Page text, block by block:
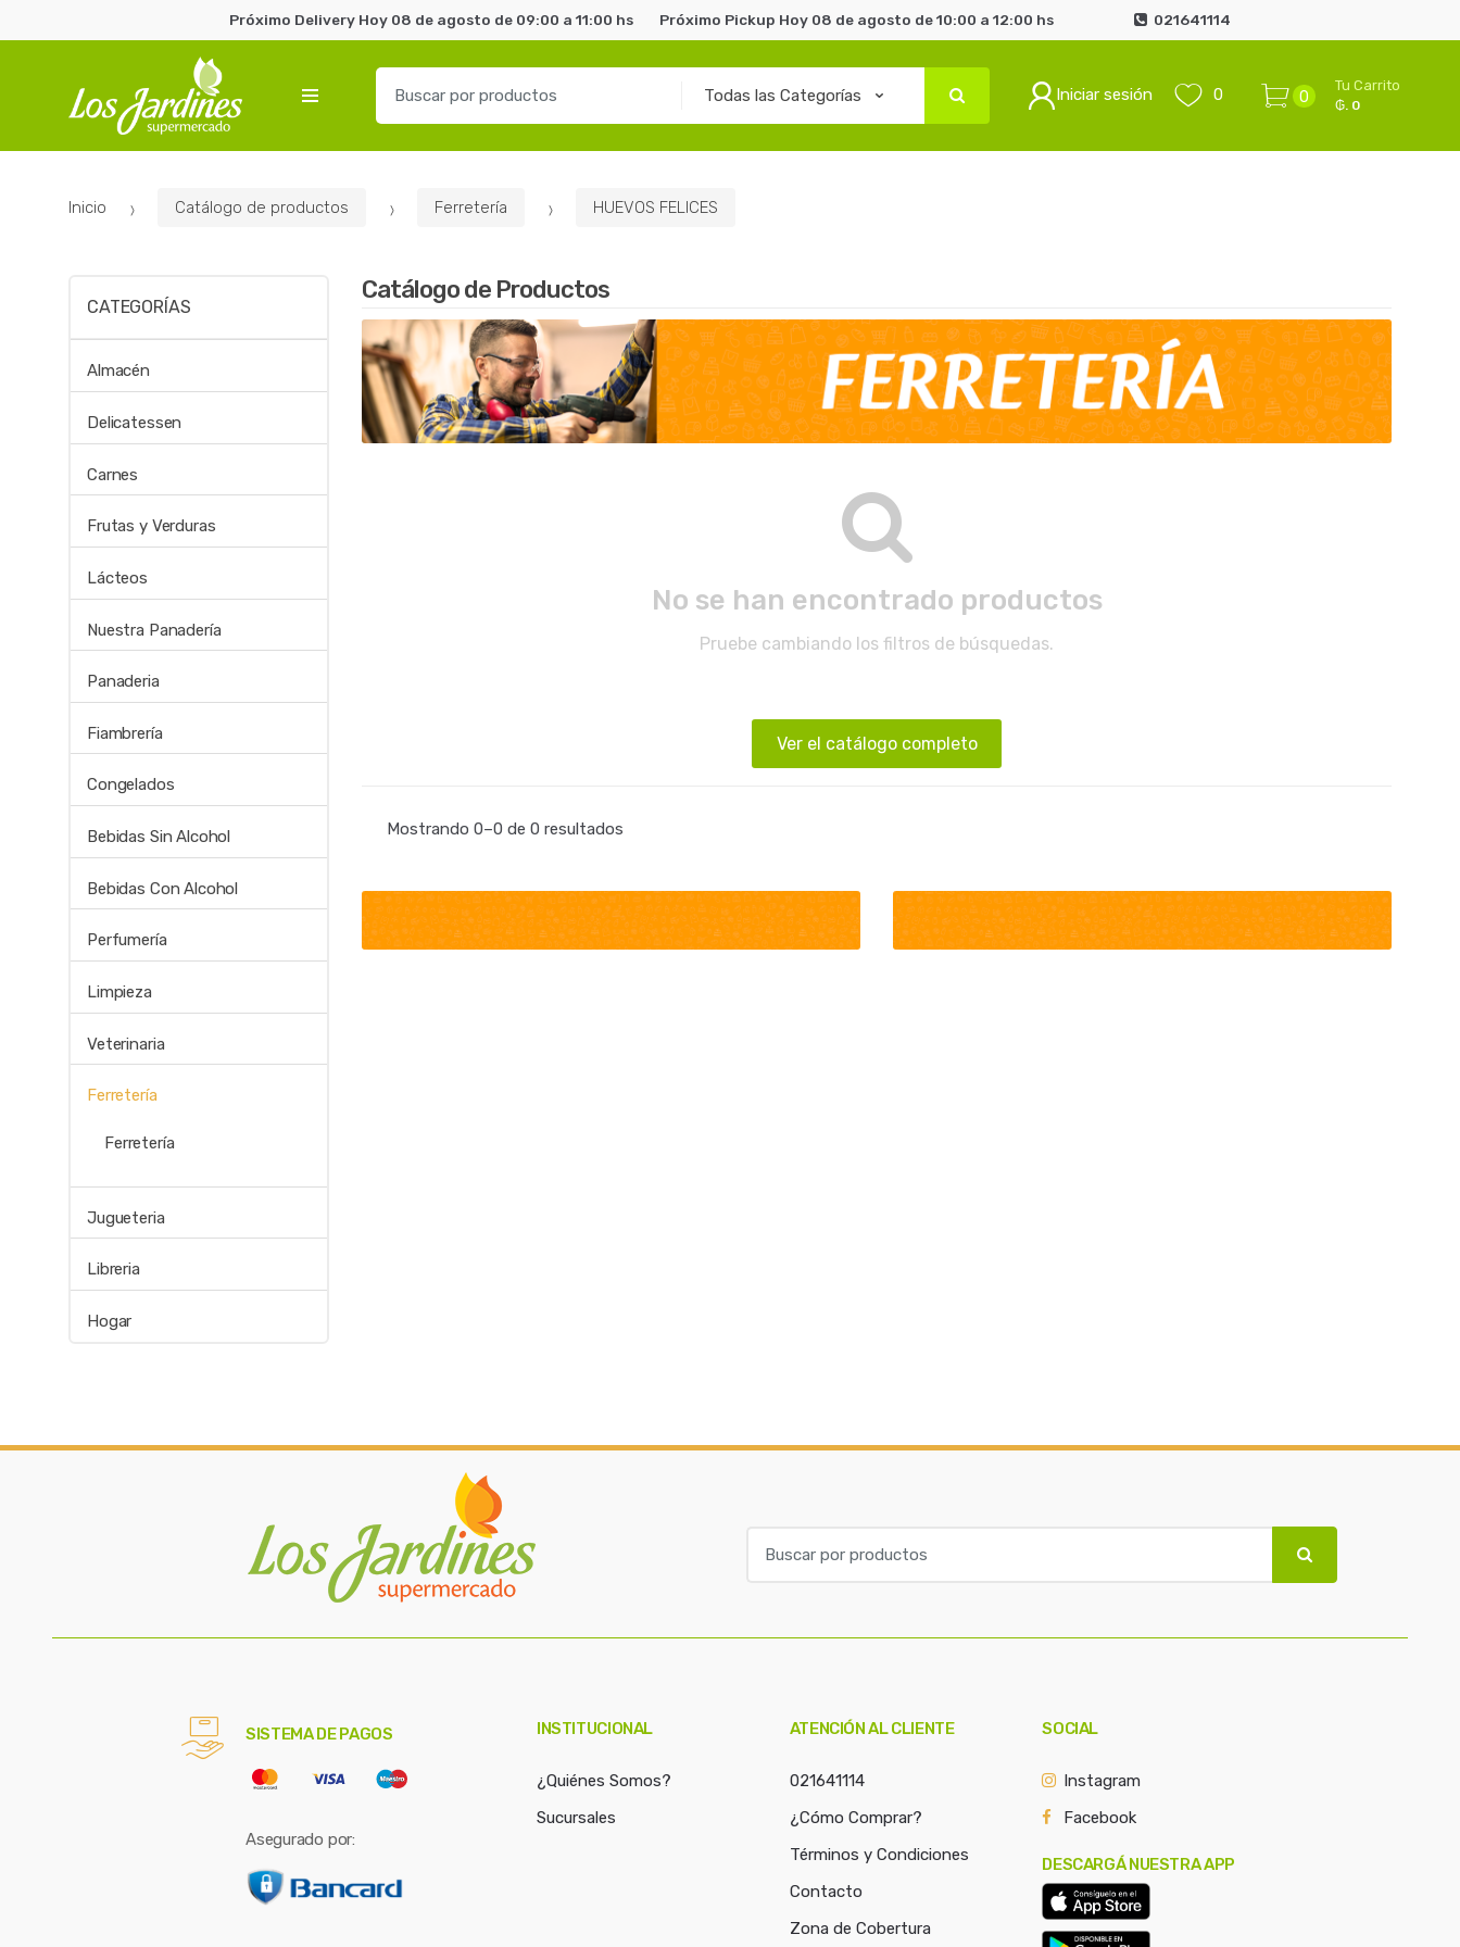
Próximo Delivery Hoy 08 de agosto de 09:00 a 11:00 hs Próximo Pickup Hoy 08 de agosto de 10:00 a 12:00 hs 021641114
r
Iniciar sesión 0 0
Tu Carrito
₲. 0
Inicio Catálogo de productos Ferretería HUEVOS FELICES
Catálogo de Productos
No se han encontrado productos
Pruebe cambiando los filtros de búsquedas.
Ver el catálogo completo
Mostrando 0–0 de 0 resultados
CATEGORÍAS
Almacén
Delicatessen
Carnes
Frutas y Verduras
Lácteos
Nuestra Panadería
Panaderia
Fiambrería
Congelados
Bebidas Sin Alcohol
Bebidas Con Alcohol
Perfumería
Limpieza
Veterinaria
Ferretería
Ferretería
Jugueteria
Libreria
Hogar
a
SISTEMA DE PAGOS
Asegurado por:
INSTITUCIONAL
¿Quiénes Somos?
Sucursales
ATENCIÓN AL CLIENTE
021641114
¿Cómo Comprar?
Términos y Condiciones
Contacto
Zona de Cobertura
SOCIAL
Instagram
Facebook
DESCARGÁ NUESTRA APP